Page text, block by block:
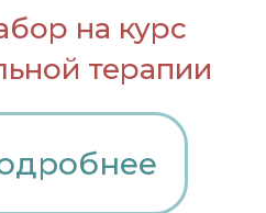
на курс
терапии